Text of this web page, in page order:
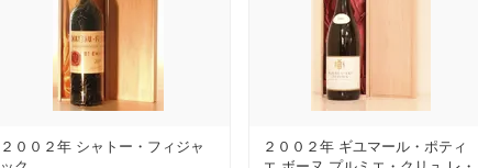
２００２年 シャトー・フィジャ
２００２年 ギユマール・ポティ